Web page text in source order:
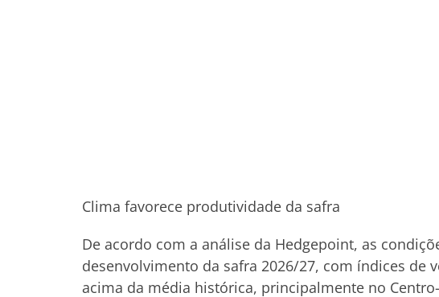
Clima favorece produtividade da safra
De acordo com a análise da Hedgepoint, as
desenvolvimento da safra 2026/27, com índices de
acima da média histórica, principalmente no